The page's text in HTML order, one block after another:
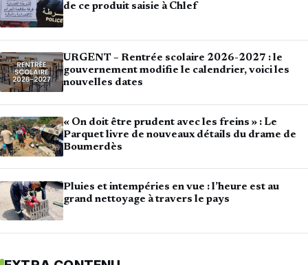
de ce produit saisie à Chlef
URGENT – Rentrée scolaire 2026-2027 : le
gouvernement modifie le calendrier, voici les
nouvelles dates
« On doit être prudent avec les freins » : Le
Parquet livre de nouveaux détails du drame de
Boumerdès
Pluies et intempéries en vue : l’heure est au
grand nettoyage à travers le pays